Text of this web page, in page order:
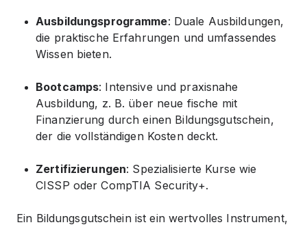
Ausbildungsprogramme: Duale Ausbildungen,
die praktische Erfahrungen und umfassendes
Wissen bieten.
Bootcamps: Intensive und praxisnahe
Ausbildung, z. B. über neue fische mit
Finanzierung durch einen Bildungsgutschein,
der die vollständigen Kosten deckt.
Zertifizierungen: Spezialisierte Kurse wie
CISSP oder CompTIA Security+.
Ein Bildungsgutschein ist ein wertvolles Instrument,